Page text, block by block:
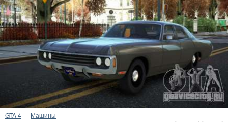
GTA 4— Машины